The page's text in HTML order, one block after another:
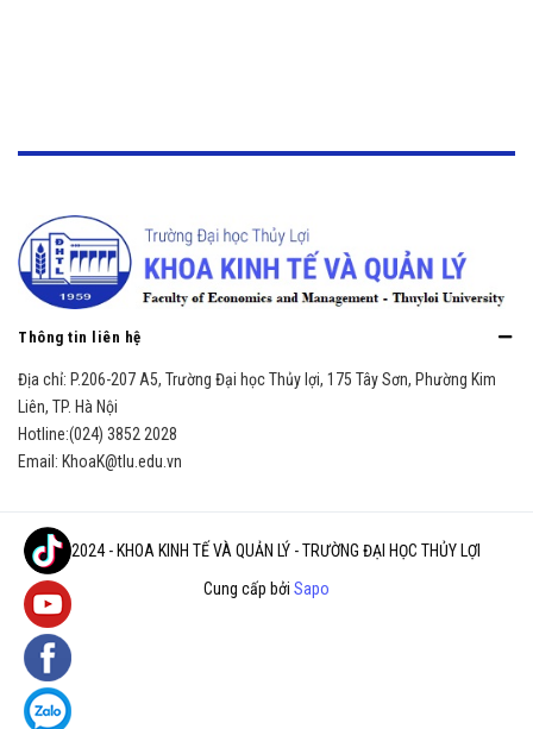
Thông tin liên hệ
Địa chỉ: P.206-207 A5, Trường Đại học Thủy lợi, 175 Tây Sơn, Phường Kim
Liên, TP. Hà Nội
Hotline:(024) 3852 2028
Email: KhoaK@tlu.edu.vn
© 2024 - KHOA KINH TẾ VÀ QUẢN LÝ - TRƯỜNG ĐẠI HỌC THỦY LỢI
Cung cấp bởi Sapo